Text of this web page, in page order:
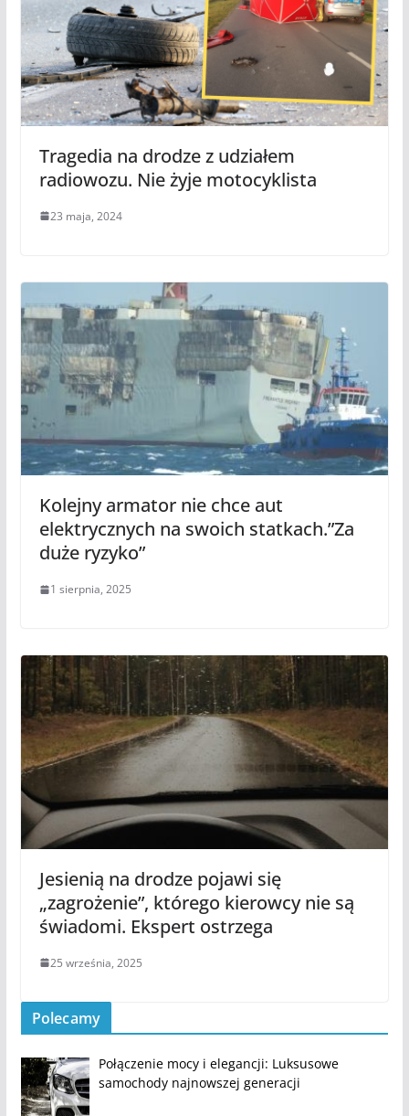
Tragedia na drodze z udziałem
radiowozu. Nie żyje motocyklista
23 maja, 2024
Kolejny armator nie chce aut
elektrycznych na swoich statkach.”Za
duże ryzyko”
1 sierpnia, 2025
Jesienią na drodze pojawi się
„zagrożenie”, którego kierowcy nie są
świadomi. Ekspert ostrzega
25 września, 2025
Polecamy
Połączenie mocy i elegancji: Luksusowe
samochody najnowszej generacji